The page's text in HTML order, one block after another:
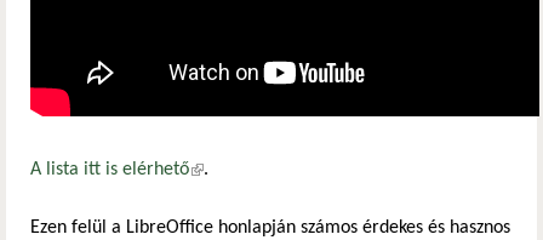
A lista itt is elérhető(külső hivatkozás)
.
Ezen felül a LibreOffice honlapján számos érdekes és hasznos